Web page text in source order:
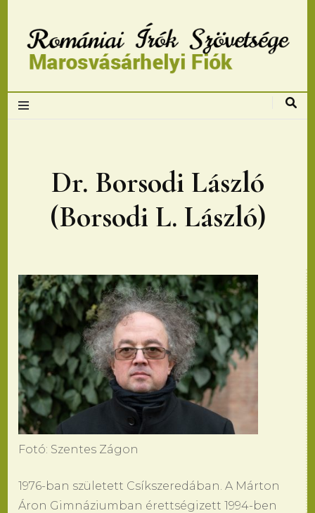
Romániai Írók
Marosvásárhelyi
fiok
Dr. Borsodi László
(Borsodi L. László)
Fotó: Szentes Zágon
1976-ban született Csíkszeredában. A Márton
Áron Gimnáziumban érettségizett 1994-ben